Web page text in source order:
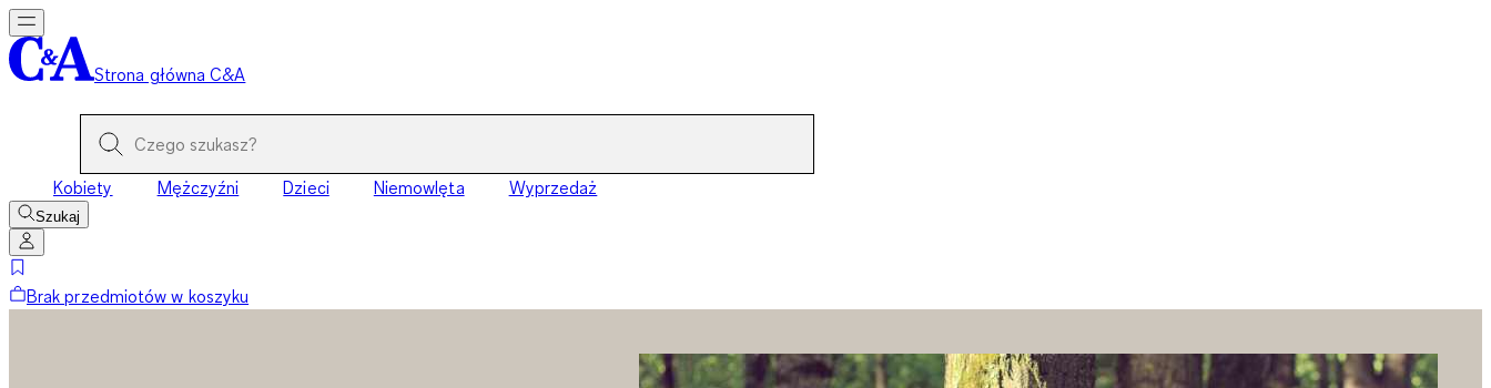
Strona główna C&A
Kobiety Mężczyźni Dzieci Niemowlęta Wyprzedaż
Szukaj
Brak przedmiotów w koszyku